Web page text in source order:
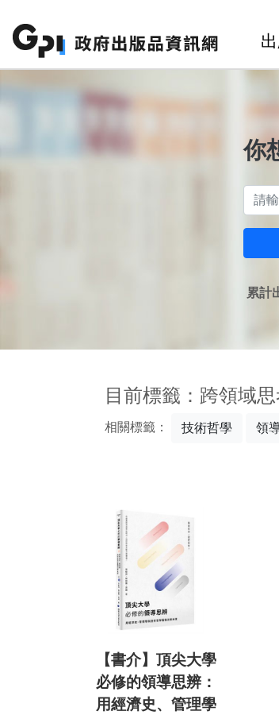
你
累計
目前標籤：跨領域
相關標籤： 技術哲學 領
【書介】頂尖大學
必修的領導思辨：
用經濟史、管理學